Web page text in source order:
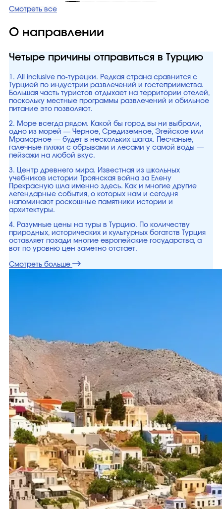
Смотреть все
О направлении
Четыре причины отправиться в Турцию
1. All inclusive по-турецки. Редкая страна сравнится с
Турцией по индустрии развлечений и гостеприимства.
Большая часть туристов отдыхает на территории отелей,
поскольку местные программы развлечений и обильное
питание это позволяют.
2. Море всегда рядом. Какой бы город вы ни выбрали,
одно из морей — Черное, Средиземное, Эгейское или
Мраморное — будет в нескольких шагах. Песчаные,
галечные пляжи с обрывами и лесами у самой воды —
пейзажи на любой вкус.
3. Центр древнего мира. Известная из школьных
учебников истории Троянская война за Елену
Прекрасную шла именно здесь. Как и многие другие
легендарные события, о которых нам и сегодня
напоминают роскошные памятники истории и
архитектуры.
4. Разумные цены на туры в Турцию. По количеству
природных, исторических и культурных богатств Турция
оставляет позади многие европейские государства, а
вот по уровню цен заметно отстает.
Смотреть больше